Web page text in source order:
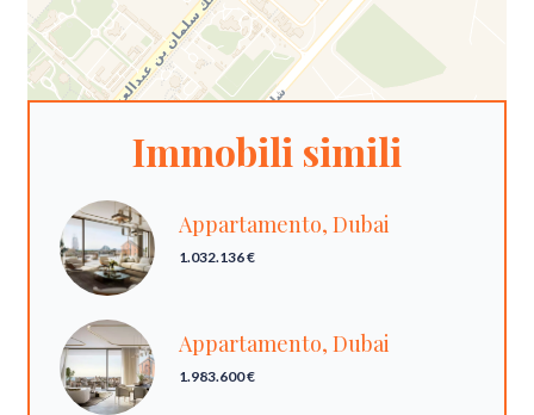
Immobili simili
Appartamento, Dubai
1.032.136 €
Appartamento, Dubai
1.983.600 €